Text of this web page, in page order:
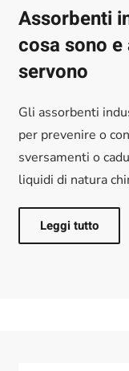
Assorbenti
cosa sono e
servono
Gli assorbenti
per prevenire o
sversamenti o
liquidi di natura
Leggi tutto